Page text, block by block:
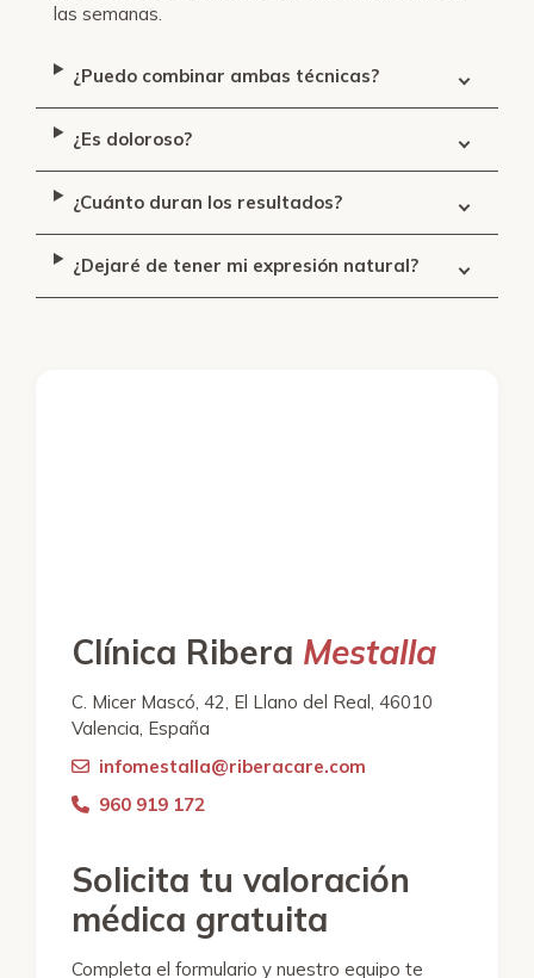
las semanas.
¿Puedo combinar ambas técnicas?
¿Es doloroso?
¿Cuánto duran los resultados?
¿Dejaré de tener mi expresión natural?
Clínica Ribera Mestalla
C. Micer Mascó, 42, El Llano del Real, 46010
Valencia, España
infomestalla@riberacare.com
960 919 172
Solicita tu valoración
médica gratuita
Completa el formulario y nuestro equipo te